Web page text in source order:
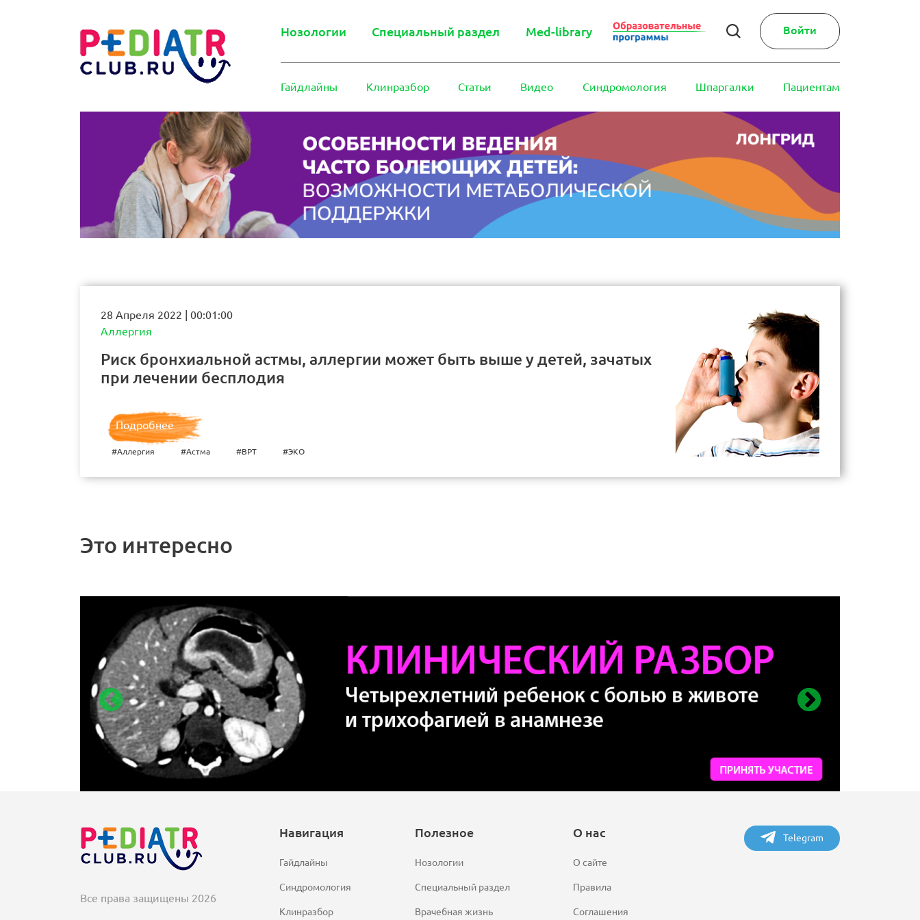
Нозологии Специальный раздел Med-library Войти
Гайдлайны Клинразбор Статьи Видео Синдромология Шпаргалки Пациентам
28 Апреля 2022 | 00:01:00
Аллергия
Риск бронхиальной астмы, аллергии может быть выше у детей, зачатых
при лечении бесплодия
Подробнее
#Аллергия #Астма #ВРТ #ЭКО
Это интересно
Все права защищены 2026
Навигация
Гайдлайны
Синдромология
Клинразбор
Полезное
Нозологии
Специальный раздел
Врачебная жизнь
О нас
О сайте
Правила
Соглашения
Telegram